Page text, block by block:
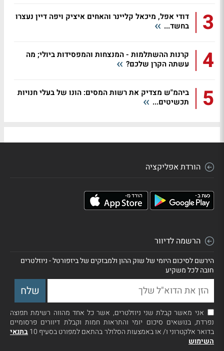
3
דודי אפל, מיכאל קליינר והאחים איציק ויפה דיין נעצרו
בחשד...
4
קרנות ההשתלמות - המנצחות והמפסידות ביולי; מה
עשתה הקרן שלכם?
5
ביהמ"ש מצדיק את רשות המסים: הונו של בעלי חנויות
תכשיטים...
הורדת אפליקציה
הרשמה לדיוור
הירשם לסיכום היומי של שוק ההון ולמבזקים של ביזפורטל - ניוזלטרים
חובה לכל משקיע
אני מאשר קבלת שני ניוזלטרים, אשר כל אחד מהווה רשימת תפוצה
נפרדת, בנושאים סיכום יומי והתראות חמות וקבלת דיוורים פרסומיים
בדואר אלקטרוני ו/ או באמצעות הסלולר בהתאם למפורט בסעיף 10
בתנאי
השימוש